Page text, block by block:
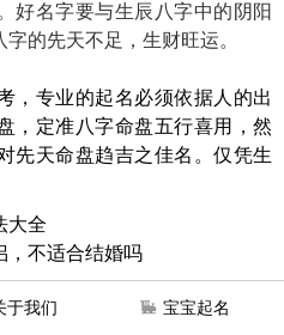
好名字要与生辰八字中的阴阳
的先天不足，生财旺运。
，专业的起名必须依据人的出
，定准八字命盘五行喜用，然
先天命盘趋吉之佳名。仅凭生
大全
，不适合结婚吗
于我们 宝宝起名